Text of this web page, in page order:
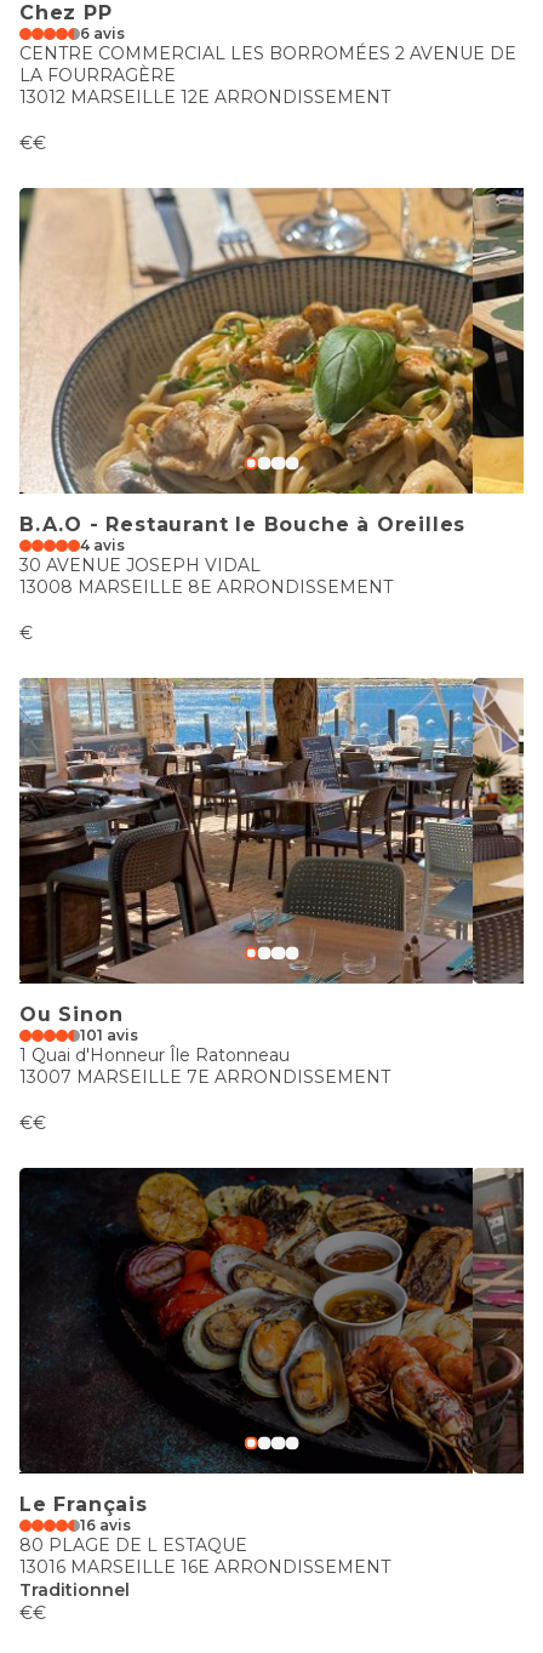
Chez PP
6 avis
CENTRE COMMERCIAL LES BORROMÉES 2 AVENUE DE
LA FOURRAGÈRE
13012 MARSEILLE 12E ARRONDISSEMENT
€€
B.A.O - Restaurant le Bouche à Oreilles
4 avis
30 AVENUE JOSEPH VIDAL
13008 MARSEILLE 8E ARRONDISSEMENT
€
Ou Sinon
101 avis
1 Quai d'Honneur Île Ratonneau
13007 MARSEILLE 7E ARRONDISSEMENT
€€
Le Français
16 avis
80 PLAGE DE L ESTAQUE
13016 MARSEILLE 16E ARRONDISSEMENT
Traditionnel
€€